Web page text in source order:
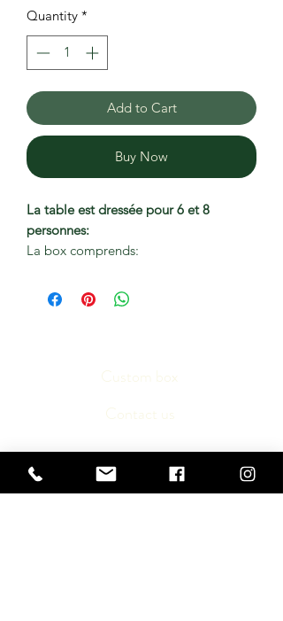
Quantity *
Add to Cart
Buy Now
La table est dressée pour 6 et 8
personnes:
La box comprends:
- 6/8 Serviettes brodés beige et verte
- 6/8 Porte-Serviettes fleur rouge
Custom box
Contact us
Media
Terms and conditions